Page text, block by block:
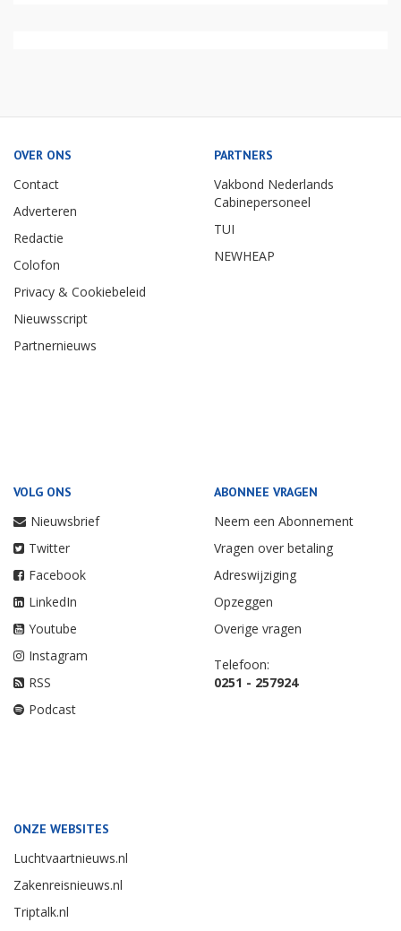
OVER ONS
Contact
Adverteren
Redactie
Colofon
Privacy & Cookiebeleid
Nieuwsscript
Partnernieuws
PARTNERS
Vakbond Nederlands
Cabinepersoneel
TUI
NEWHEAP
VOLG ONS
Nieuwsbrief
Twitter
Facebook
LinkedIn
Youtube
Instagram
RSS
Podcast
ABONNEE VRAGEN
Neem een Abonnement
Vragen over betaling
Adreswijziging
Opzeggen
Overige vragen
Telefoon:
0251 - 257924
ONZE WEBSITES
Luchtvaartnieuws.nl
Zakenreisnieuws.nl
Triptalk.nl